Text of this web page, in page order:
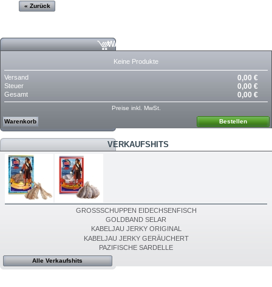
« Zurück
WARENKORB
Keine Produkte
Versand 0,00 €
Steuer 0,00 €
Gesamt 0,00 €
Preise inkl. MwSt.
Warenkorb Bestellen
VERKAUFSHITS
GROSSSCHUPPEN EIDECHSENFISCH
GOLDBAND SELAR
KABELJAU JERKY ORIGINAL
KABELJAU JERKY GERÄUCHERT
PAZIFISCHE SARDELLE
Alle Verkaufshits